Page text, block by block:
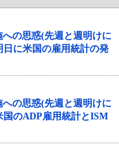
の思惑(先週と週明けに
に米国の雇用統計の発
の思惑(先週と週明けに
のADP雇用統計とISM